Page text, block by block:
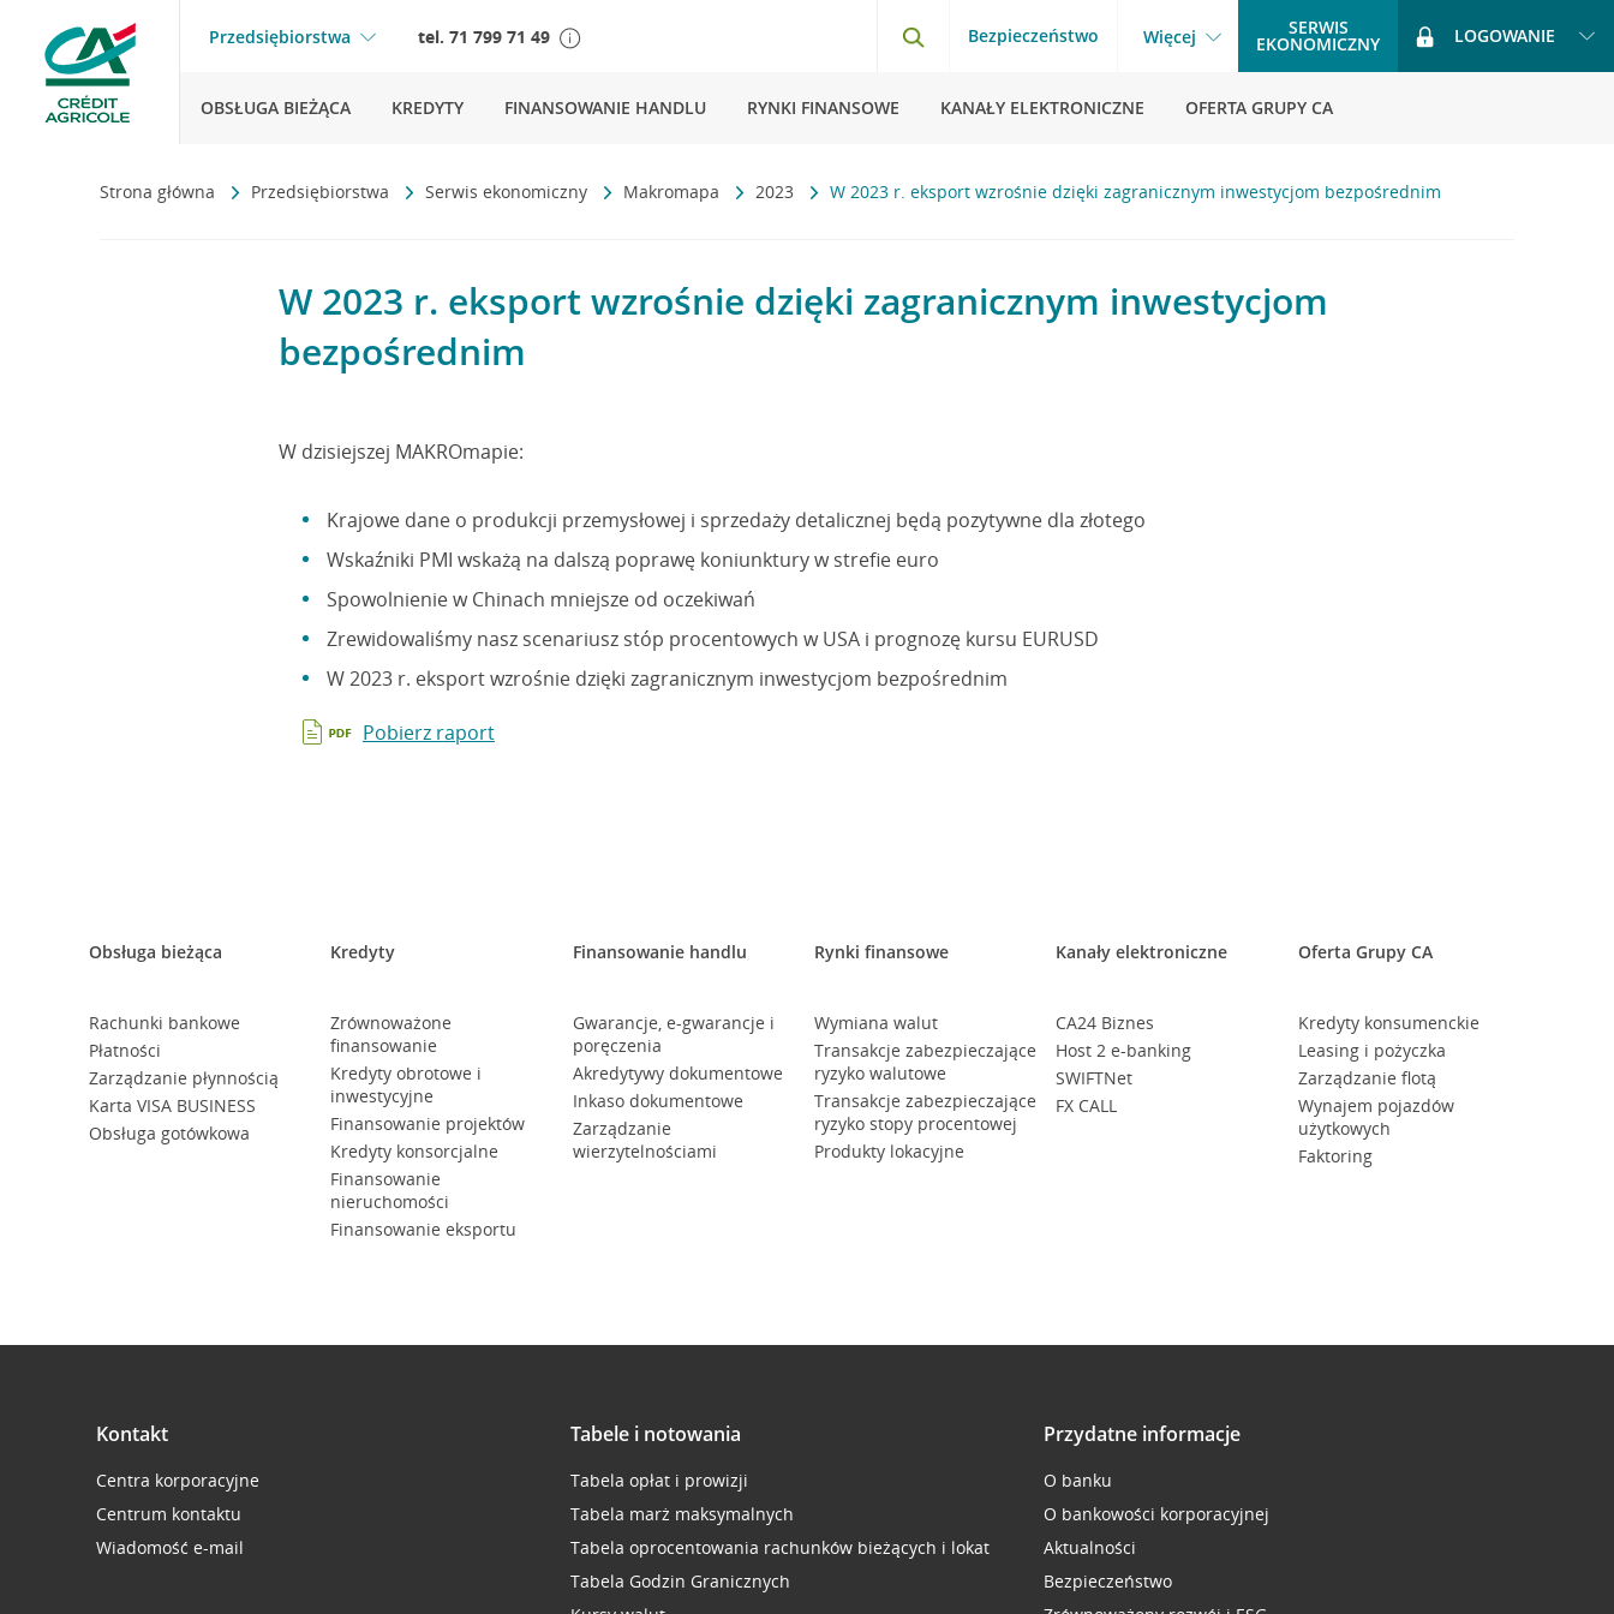
Przedsiębiorstwa tel. 71 799 71 49 Bezpieczeństwo Więcej SERWIS
EKONOMICZNY LOGOWANIE
OBSŁUGA BIEŻĄCA KREDYTY FINANSOWANIE HANDLU RYNKI FINANSOWE KANAŁY ELEKTRONICZNE OFERTA GRUPY CA
Strona główna Przedsiębiorstwa Serwis ekonomiczny Makromapa 2023 W 2023 r. eksport wzrośnie dzięki zagranicznym inwestycjom bezpośrednim
W 2023 r. eksport wzrośnie dzięki zagranicznym inwestycjom
bezpośrednim
W dzisiejszej MAKROmapie:
Krajowe dane o produkcji przemysłowej i sprzedaży detalicznej będą pozytywne dla złotego
Wskaźniki PMI wskażą na dalszą poprawę koniunktury w strefie euro
Spowolnienie w Chinach mniejsze od oczekiwań
Zrewidowaliśmy nasz scenariusz stóp procentowych w USA i prognozę kursu EURUSD
W 2023 r. eksport wzrośnie dzięki zagranicznym inwestycjom bezpośrednim
Pobierz raport
Obsługa bieżąca
Rachunki bankowe
Płatności
Zarządzanie płynnością
Karta VISA BUSINESS
Obsługa gotówkowa
Kredyty
Zrównoważone
finansowanie
Kredyty obrotowe i
inwestycyjne
Finansowanie projektów
Kredyty konsorcjalne
Finansowanie
nieruchomości
Finansowanie eksportu
Finansowanie handlu
Gwarancje, e-gwarancje i
poręczenia
Akredytywy dokumentowe
Inkaso dokumentowe
Zarządzanie
wierzytelnościami
Rynki finansowe
Wymiana walut
Transakcje zabezpieczające
ryzyko walutowe
Transakcje zabezpieczające
ryzyko stopy procentowej
Produkty lokacyjne
Kanały elektroniczne
CA24 Biznes
Host 2 e-banking
SWIFTNet
FX CALL
Oferta Grupy CA
Kredyty konsumenckie
Leasing i pożyczka
Zarządzanie flotą
Wynajem pojazdów
użytkowych
Faktoring
Kontakt
Centra korporacyjne
Centrum kontaktu
Wiadomość e-mail
Tabele i notowania
Tabela opłat i prowizji
Tabela marż maksymalnych
Tabela oprocentowania rachunków bieżących i lokat
Tabela Godzin Granicznych
Przydatne informacje
O banku
O bankowości korporacyjnej
Aktualności
Bezpieczeństwo